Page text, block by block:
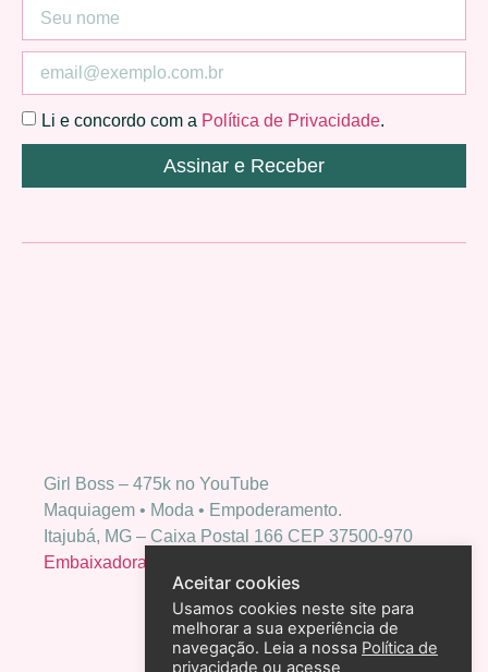
Girl Boss – 475k no YouTube
Maquiagem • Moda • Empoderamento.
Itajubá, MG – Caixa Postal 166 CEP 37500-970
Embaixadora Bio Extratus
Li e concordo com a Política de Privacidade.
Assinar e Receber
Aceitar cookies
Usamos cookies neste site para
melhorar a sua experiência de
navegação. Leia a nossa Política de
privacidade ou acesse